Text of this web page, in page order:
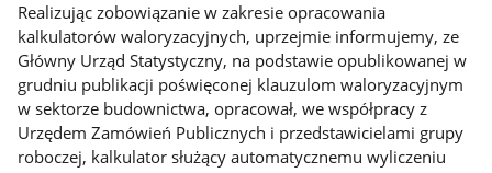
Realizując zobowiązanie w zakresie opracowania
kalkulatorów waloryzacyjnych, uprzejmie informujemy, ze
Główny Urząd Statystyczny, na podstawie opublikowanej w
grudniu publikacji poświęconej klauzulom waloryzacyjnym
w sektorze budownictwa, opracował, we współpracy z
Urzędem Zamówień Publicznych i przedstawicielami grupy
roboczej, kalkulator służący automatycznemu wyliczeniu